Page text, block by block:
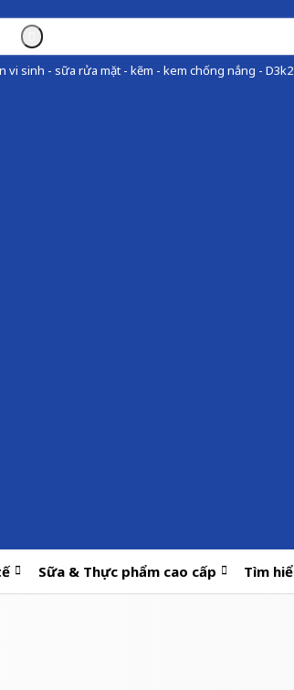
vi sinh - sữa rửa mặt - kẽm - kem chống nắng -
Sữa & Thực phẩm cao cấp Tìm